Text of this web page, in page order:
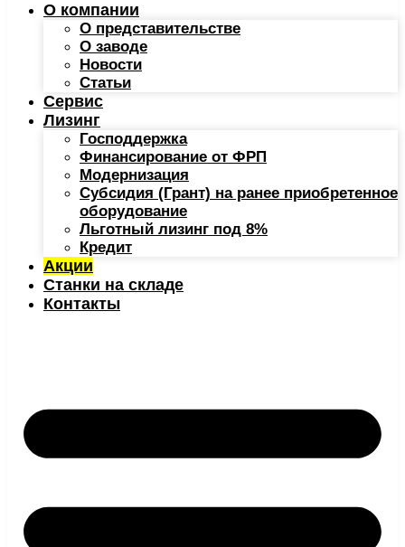
О компании
О представительстве
О заводе
Новости
Статьи
Сервис
Лизинг
Господдержка
Финансирование от ФРП
Модернизация
Субсидия (Грант) на ранее приобретенное
оборудование
Льготный лизинг под 8%
Кредит
Акции
Станки на складе
Контакты